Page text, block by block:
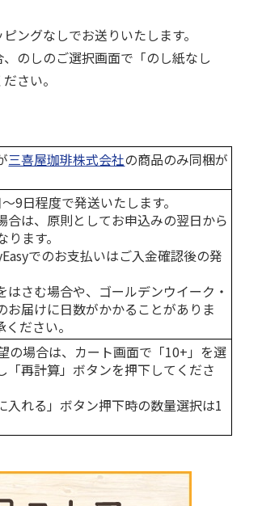
ングなしでお送りいたします。
のしのご選択画面で「のし紙なし
さい。
三喜屋珈琲株式会社の商品のみ同梱が
9日程度で発送いたします。
は、原則としてお申込みの翌日から
ます。
でのお支払いはご入金確認後の発
さむ場合や、ゴールデンウイーク・
お届けに日数がかかることがありま
ださい。
の場合は、カート画面で「10+」を選
「再計算」ボタンを押下してくださ
入れる」ボタン押下時の数量選択は1